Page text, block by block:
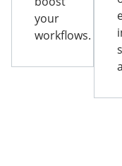
your
workflows.